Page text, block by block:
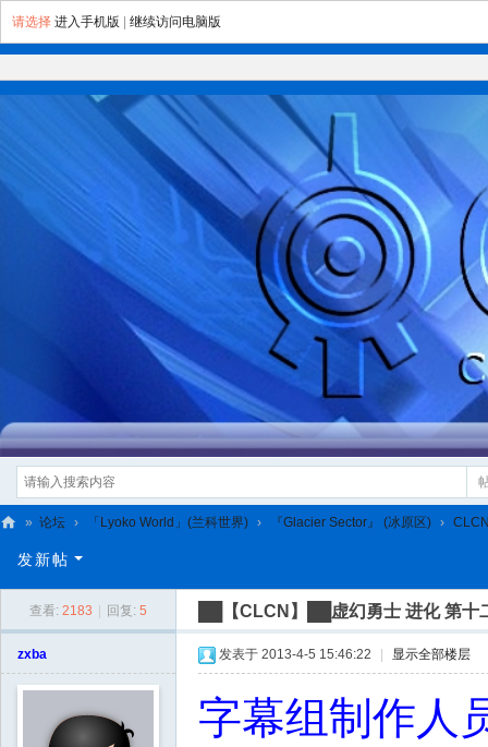
请选择 进入手机版 继续访问电脑版
L
» 论坛 › 「Lyoko World」(兰科世界) › 『Glacier Sector』 (冰原区) ›
发新帖
查看: 2183 回复: 5 ██【CLCN】██虚幻勇士 进化 第十
zxba 发表于 2013-4-5 15:46:22 显示全部楼层
字幕组制作人